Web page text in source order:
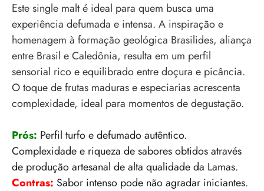
Este single malt é ideal para quem busca uma
experiência defumada e intensa. A inspiração e
homenagem à formação geológica Brasilides, aliança
entre Brasil e Caledônia, resulta em um perfil
sensorial rico e equilibrado entre doçura e picância.
O toque de frutas maduras e especiarias acrescenta
complexidade, ideal para momentos de degustação.
Prós: Perfil turfo e defumado autêntico.
Complexidade e riqueza de sabores obtidos através
de produção artesanal de alta qualidade da Lamas.
Contras: Sabor intenso pode não agradar iniciantes.